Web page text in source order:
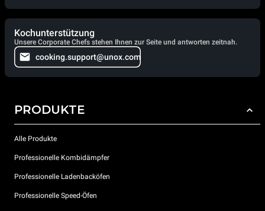
Kochunterstützung
Unsere Corporate Chefs stehen Ihnen zur Seite und antworten zeitnah.
cooking.support@unox.com
PRODUKTE
Alle Produkte
Professionelle Kombidämpfer
Professionelle Ladenbacköfen
Professionelle Speed-Öfen